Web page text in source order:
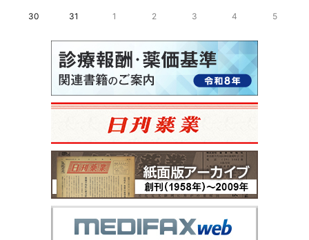
30
31 1 2 3 4 5